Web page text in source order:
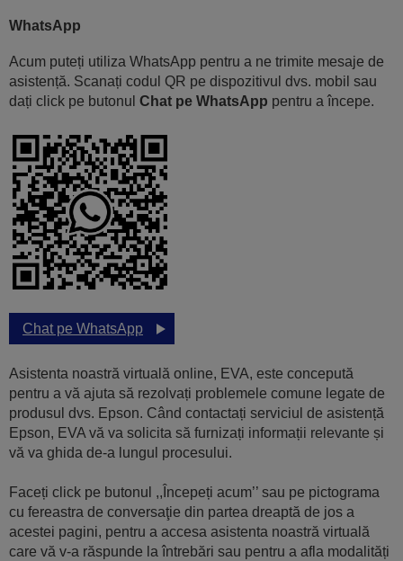
WhatsApp
Acum puteți utiliza WhatsApp pentru a ne trimite mesaje de
asistență. Scanați codul QR pe dispozitivul dvs. mobil sau
dați click pe butonul Chat pe WhatsApp pentru a începe.
Chat pe WhatsApp
Asistenta noastră virtuală online, EVA, este concepută
pentru a vă ajuta să rezolvați problemele comune legate de
produsul dvs. Epson. Când contactați serviciul de asistență
Epson, EVA vă va solicita să furnizați informații relevante și
vă va ghida de-a lungul procesului.
Faceți click pe butonul ,,Începeți acum’’ sau pe pictograma
cu fereastra de conversaţie din partea dreaptă de jos a
acestei pagini, pentru a accesa asistenta noastră virtuală
care vă v-a răspunde la întrebări sau pentru a afla modalități